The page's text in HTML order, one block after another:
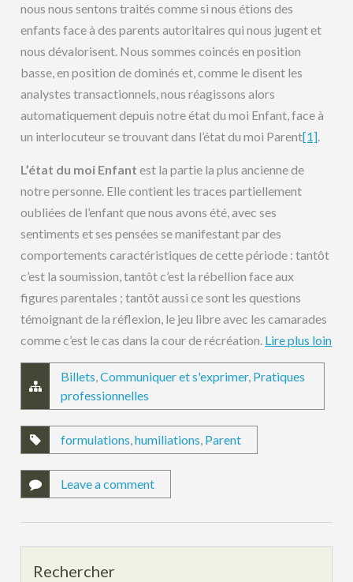
nous nous sentons traités comme si nous étions des
enfants face à des parents autoritaires qui nous jugent et
nous dévalorisent. Nous sommes coincés en position
basse, en position de dominés et, comme le disent les
analystes transactionnels, nous réagissons alors
automatiquement depuis notre état du moi Enfant, face à
un interlocuteur se trouvant dans l’état du moi Parent[1].
L’état du moi Enfant est la partie la plus ancienne de
notre personne. Elle contient les traces partiellement
oubliées de l’enfant que nous avons été, avec ses
sentiments et ses pensées se manifestant par des
comportements caractéristiques de cette période : tantôt
c’est la soumission, tantôt c’est la rébellion face aux
figures parentales ; tantôt aussi ce sont les questions
témoignant de la réflexion, le jeu libre avec les camarades
comme c’est le cas dans la cour de récréation. Lire plus loin
Billets,Communiquer et s'exprimer, Pratiques
professionnelles
formulations,humiliations, Parent
Leave a comment
Rechercher